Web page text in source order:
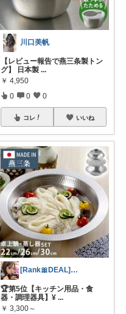
川口美帆
【レビュー報告で燕三条製トン
グ】 日本製 ...
￥ 4,950
0 0 0
コレ いいね
[Rank🎀DEAL]毎日コレ@ano
🏆第5位【キッチン用品・食
器・調理器具】¥ ...
￥ 3,300～